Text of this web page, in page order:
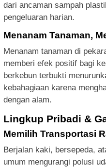
dari ancaman sampah
pengeluaran harian.
Menanam Tanaman,
Menanam tanaman di
memberi efek positif bagi
berkebun terbukti
kebahagiaan karena
dengan alam.
Lingkup Pribadi &
Memilih Transportasi
Berjalan kaki, bersepeda,
umum mengurangi polusi